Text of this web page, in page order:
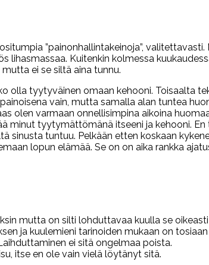
”painonhallintakeinoja”,
lihasmassaa. Kuitenkin kolmessa
ei se siltä aina tunnu.
olla tyytyväinen omaan kehooni. Toisaalta
vain, mutta samalla alan tuntea
olen varmaan onnellisimpina aikoina
minut tyytymättömänä itseeni ja kehooni.
tuntuu. Pelkään etten koskaan
lopun elämää. Se on on aika rankka
mutta on silti lohduttavaa kuulla se
ja kuulemieni tarinoiden mukaan on
ei sitä ongelmaa poista.
itse en ole vain vielä löytänyt sitä.